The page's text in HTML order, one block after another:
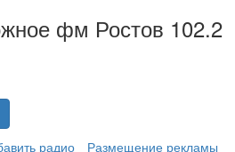
фм Ростов 102.2
радио
Размещение рекламы